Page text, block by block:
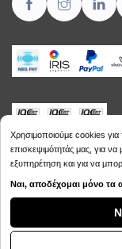
Χρησιμοποιούμε cookies για
επισκεψιμότητάς μας, για
εξυπηρέτηση και για να
Ναι, αποδέχομαι μόνο τα